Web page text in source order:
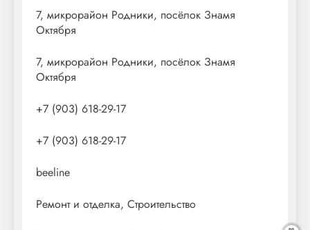
7, микрорайон Родники, посёлок Знамя
Октября
7, микрорайон Родники, посёлок Знамя
Октября
+7 (903) 618-29-17
+7 (903) 618-29-17
beeline
Ремонт и отделка, Строительство